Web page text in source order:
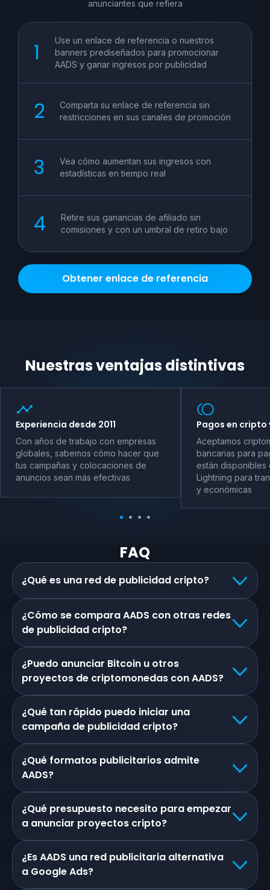
anunciantes que refiera
Use un enlace de referencia o nuestros
banners prediseñados para promocionar
AADS y ganar ingresos por publicidad
Comparta su enlace de referencia sin
restricciones en sus canales de promoción
Vea cómo aumentan sus ingresos con
estadísticas en tiempo real
Retire sus ganancias de afiliado sin
comisiones y con un umbral de retiro bajo
Obtener enlace de referencia
Nuestras ventajas distintivas
Experiencia desde 2011
Con años de trabajo con empresas
globales, sabemos cómo hacer que
tus campañas y colocaciones de
anuncios sean más efectivas
Pagos en cripto
Aceptamos
bancarias para
están disponibles
Lightning para
y económicas
FAQ
¿Qué es una red de publicidad cripto?
¿Cómo se compara AADS con otras redes
de publicidad cripto?
¿Puedo anunciar Bitcoin u otros
proyectos de criptomonedas con AADS?
¿Qué tan rápido puedo iniciar una
campaña de publicidad cripto?
¿Qué formatos publicitarios admite
AADS?
¿Qué presupuesto necesito para empezar
a anunciar proyectos cripto?
¿Es AADS una red publicitaria alternativa
a Google Ads?